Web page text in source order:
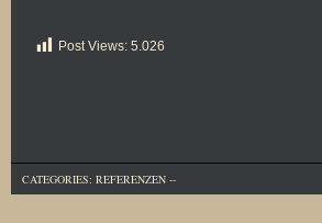
Post Views: 5.026
CATEGORIES: REFERENZEN --